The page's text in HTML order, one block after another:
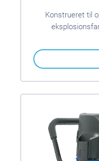
Konstrueret til